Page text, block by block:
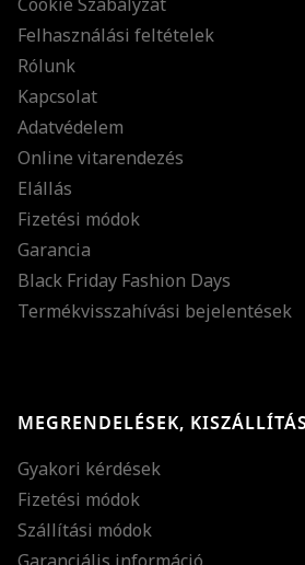
Felhasználási feltételek
Rólunk
Kapcsolat
Adatvédelem
Online vitarendezés
Elállás
Fizetési módok
Garancia
Black Friday Fashion Days
Termékvisszahívási bejelentések
MEGRENDELÉSEK,
Gyakori kérdések
Fizetési módok
Szállítási módok